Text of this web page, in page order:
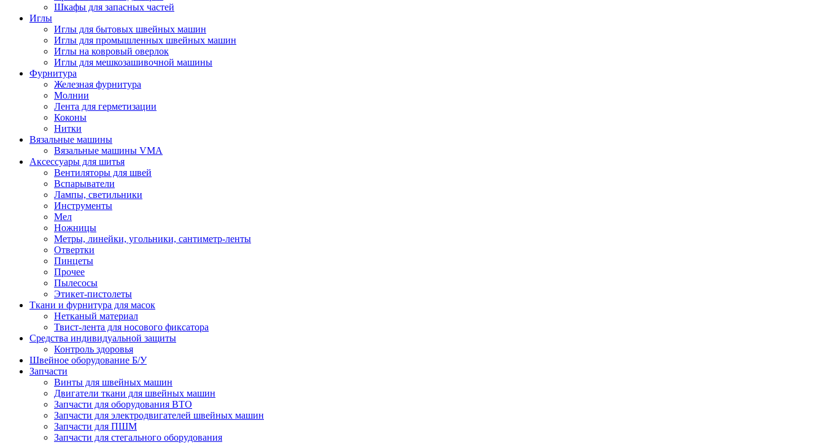
Шкафы для запасных частей
Иглы
Иглы для бытовых швейных машин
Иглы для промышленных швейных машин
Иглы на ковровый оверлок
Иглы для мешкозашивочной машины
Фурнитура
Железная фурнитура
Молнии
Лента для герметизации
Коконы
Нитки
Вязальные машины
Вязальные машины VMA
Аксессуары для шитья
Вентиляторы для швей
Вспарыватели
Лампы, светильники
Инструменты
Мел
Ножницы
Метры, линейки, угольники, сантиметр-ленты
Отвертки
Пинцеты
Прочее
Пылесосы
Этикет-пистолеты
Ткани и фурнитура для масок
Нетканый материал
Твист-лента для носового фиксатора
Средства индивидуальной защиты
Контроль здоровья
Швейное оборудование Б/У
Запчасти
Винты для швейных машин
Двигатели ткани для швейных машин
Запчасти для оборудования ВТО
Запчасти для электродвигателей швейных машин
Запчасти для ПШМ
Запчасти для стегального оборудования